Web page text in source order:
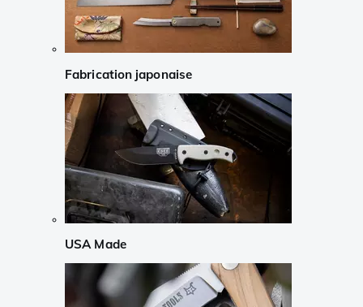
Fabrication japonaise
USA Made